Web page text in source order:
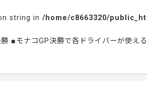
string in /home/c8663320/
■モナコGP決勝で各ドライバーが使